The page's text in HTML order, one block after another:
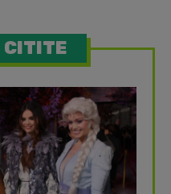
CITITE